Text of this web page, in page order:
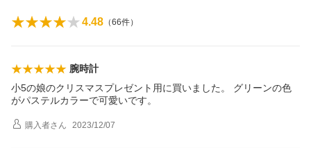
4.48 （66件）
腕時計
小5の娘のクリスマスプレゼント用に買いました。 グリーンの色
がパステルカラーで可愛いです。
購入者さん 2023/12/07